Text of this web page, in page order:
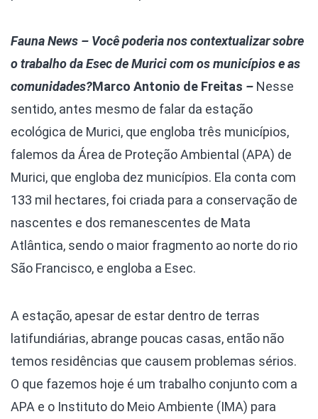
Fauna News – Você poderia nos contextualizar sobre
o trabalho da Esec de Murici com os municípios e as
comunidades?Marco Antonio de Freitas – Nesse
sentido, antes mesmo de falar da estação
ecológica de Murici, que engloba três municípios,
falemos da Área de Proteção Ambiental (APA) de
Murici, que engloba dez municípios. Ela conta com
133 mil hectares, foi criada para a conservação de
nascentes e dos remanescentes de Mata
Atlântica, sendo o maior fragmento ao norte do rio
São Francisco, e engloba a Esec.
A estação, apesar de estar dentro de terras
latifundiárias, abrange poucas casas, então não
temos residências que causem problemas sérios.
O que fazemos hoje é um trabalho conjunto com a
APA e o Instituto do Meio Ambiente (IMA) para